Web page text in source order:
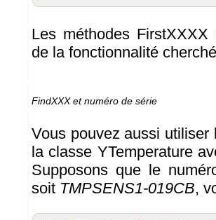
Les méthodes
de la fonctionnalité
FindXXX et numéro de série
Vous pouvez aussi utiliser
la classe YTemperature
Supposons que le
soit TMPSENS1-019CB,